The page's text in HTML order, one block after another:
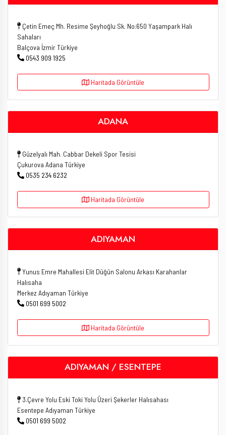
Çetin Emeç Mh. Resime Şeyhoğlu Sk. No:650 Yaşampark Halı
Sahaları
Balçova İzmir Türkiye
0543 909 1925
Haritada Görüntüle
ADANA
Güzelyalı Mah. Cabbar Dekeli Spor Tesisi
Çukurova Adana Türkiye
0535 234 6232
Haritada Görüntüle
ADIYAMAN
Yunus Emre Mahallesi Elit Düğün Salonu Arkası Karahanlar
Halısaha
Merkez Adıyaman Türkiye
0501 699 5002
Haritada Görüntüle
ADIYAMAN / ESENTEPE
3.Çevre Yolu Eski Toki Yolu Üzeri Şekerler Halısahası
Esentepe Adıyaman Türkiye
0501 699 5002